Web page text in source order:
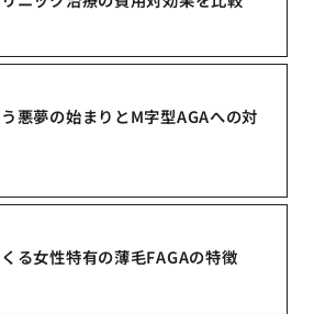
悪夢の始まりとM字型AGAへの対
る女性特有の薄毛FAGAの特徴